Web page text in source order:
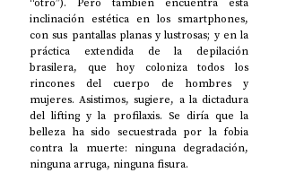
“otro”). Pero también encuentra esta
inclinación estética en los smartphones,
con sus pantallas planas y lustrosas; y en la
práctica extendida de la depilación
brasilera, que hoy coloniza todos los
rincones del cuerpo de hombres y
mujeres. Asistimos, sugiere, a la dictadura
del lifting y la profilaxis. Se diría que la
belleza ha sido secuestrada por la fobia
contra la muerte: ninguna degradación,
ninguna arruga, ninguna fisura.